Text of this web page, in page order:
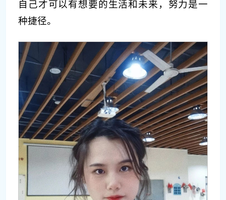
自己才可以有想要的生活和未来，努力是一
种捷径。